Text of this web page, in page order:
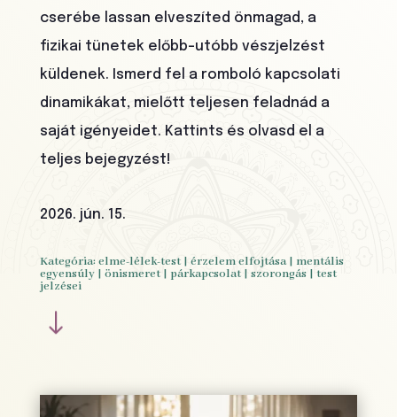
cserébe lassan elveszíted önmagad, a
fizikai tünetek előbb-utóbb vészjelzést
küldenek. Ismerd fel a romboló kapcsolati
dinamikákat, mielőtt teljesen feladnád a
saját igényeidet. Kattints és olvasd el a
teljes bejegyzést!
2026. jún. 15.
Kategória: elme-lélek-test| érzelem elfojtása| mentális
egyensúly| önismeret| párkapcsolat| szorongás| test
jelzései
"